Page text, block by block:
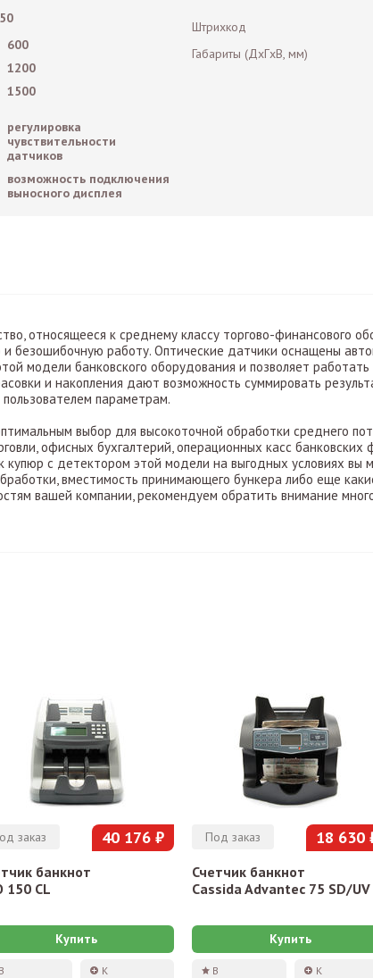
600
1200
1500
регулировка
чувствительности
датчиков
возможность подключения
выносного дисплея
Штрихкод
Габариты (ДxГxВ, мм)
относящееся к среднему классу торгово-финансового
безошибочную работу. Оптические датчики оснащены
модели банковского оборудования и позволяет
и накопления дают возможность суммировать
параметрам.
выбор для высокоточной обработки среднего
офисных бухгалтерий, операционных касс банковских
купюр с детектором этой модели на выгодных условиях
вместимость принимающего бункера либо еще
вашей компании, рекомендуем обратить внимание
заказ 40 176 ₽
банкнот
150 CL
Купить
В
К
Под заказ 18 630
Счетчик банкнот
Cassida Advantec 75 SD/UV
Купить
В
К